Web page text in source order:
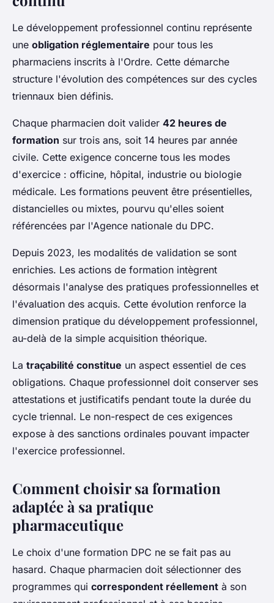
Le développement professionnel continu représente
une obligation réglementaire pour tous les
pharmaciens inscrits à l'Ordre. Cette démarche
structure l'évolution des compétences sur des cycles
triennaux bien définis.
Chaque pharmacien doit valider 42 heures de
formation sur trois ans, soit 14 heures par année
civile. Cette exigence concerne tous les modes
d'exercice : officine, hôpital, industrie ou biologie
médicale. Les formations peuvent être présentielles,
distancielles ou mixtes, pourvu qu'elles soient
référencées par l'Agence nationale du DPC.
Depuis 2023, les modalités de validation se sont
enrichies. Les actions de formation intègrent
désormais l'analyse des pratiques professionnelles et
l'évaluation des acquis. Cette évolution renforce la
dimension pratique du développement professionnel,
au-delà de la simple acquisition théorique.
La traçabilité constitue un aspect essentiel de ces
obligations. Chaque professionnel doit conserver ses
attestations et justificatifs pendant toute la durée du
cycle triennal. Le non-respect de ces exigences
expose à des sanctions ordinales pouvant impacter
l'exercice professionnel.
Comment choisir sa formation
adaptée à sa pratique
pharmaceutique
Le choix d'une formation DPC ne se fait pas au
hasard. Chaque pharmacien doit sélectionner des
programmes qui correspondent réellement à son